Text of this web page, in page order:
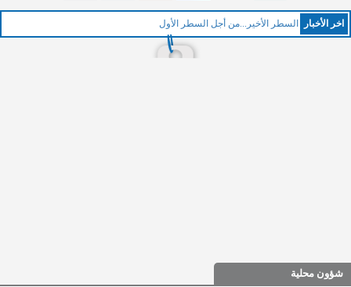
اخر اﻷخبار السطر الأخير...من أجل السطر الأول
شؤون محلية